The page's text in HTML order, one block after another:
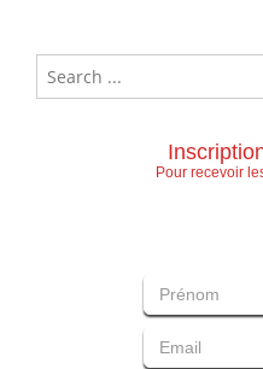
Pour recevoir